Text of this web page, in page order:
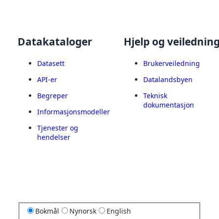
Datakataloger
Datasett
API-er
Begreper
Informasjonsmodeller
Tjenester og
hendelser
Hjelp og
Brukerveiledning
Datalandsbyen
Teknisk
dokumentasjon
Bokmål Nynorsk English